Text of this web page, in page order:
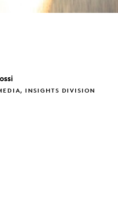
INSIGHTS DIVISION